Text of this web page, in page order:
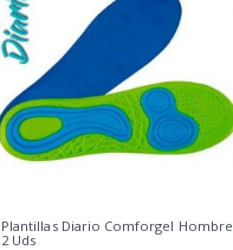
Plantillas Diario Comforgel Hombre
2 Uds